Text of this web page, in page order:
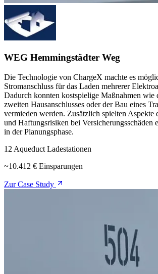
WEG Hemmingstädter Weg
Die Technologie von ChargeX machte es
Stromanschluss für das Laden mehrerer
Dadurch konnten kostspielige Maßnahmen wie
zweiten Hausanschlusses oder der Bau eines
vermieden werden. Zusätzlich spielten Aspekte
und Haftungsrisiken bei Versicherungsschäden
in der Planungsphase.
12 Aqueduct Ladestationen
~10.412 € Einsparungen
Zur Case Study